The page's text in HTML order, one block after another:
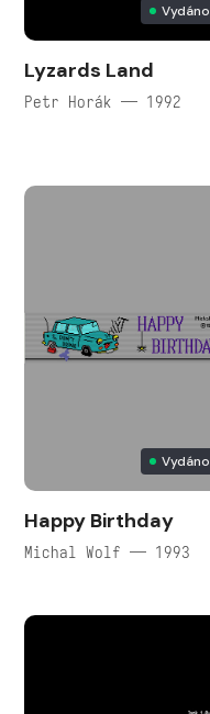
Vydáno
Lyzards Land
Petr Horák — 1992
Vydáno
Happy Birthday
Michal Wolf — 1993